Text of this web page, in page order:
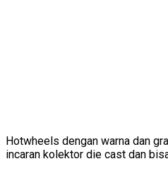
Hotwheels dengan warna dan
incaran kolektor die cast dan